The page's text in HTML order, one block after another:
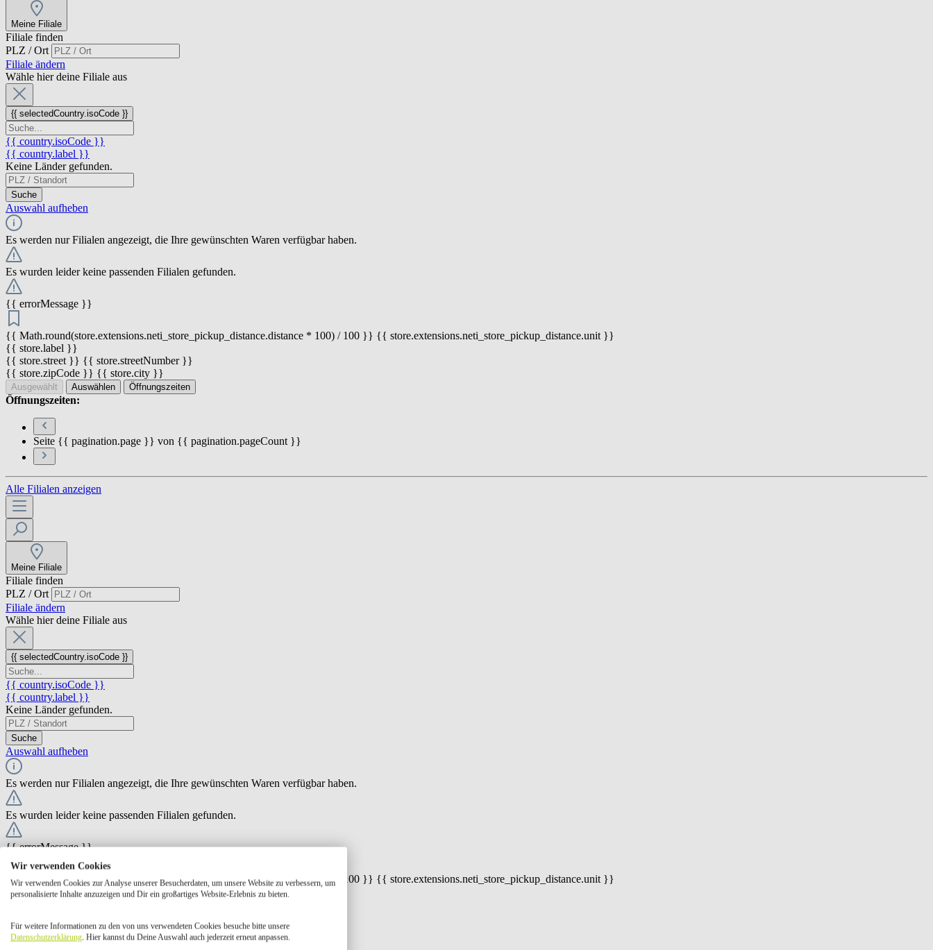
Meine Filiale
Filiale finden
PLZ / Ort
Filiale ändern
Wähle hier deine Filiale aus
{{ selectedCountry.isoCode }}
{{ country.isoCode }}
{{ country.label }}
Keine Länder gefunden.
Suche
Auswahl aufheben
Es werden nur Filialen angezeigt, die Ihre gewünschten Waren verfügbar haben.
Es wurden leider keine passenden Filialen gefunden.
{{ errorMessage }}
{{ Math.round(store.extensions.neti_store_pickup_distance.distance * 100) / 100 }} {{ store.extensions.neti_store_pickup_distance.unit }}
{{ store.label }}
{{ store.street }} {{ store.streetNumber }}
{{ store.zipCode }} {{ store.city }}
Ausgewählt Auswählen Öffnungszeiten
Öffnungszeiten:
Seite {{ pagination.page }} von {{ pagination.pageCount }}
Alle Filialen anzeigen
Meine Filiale
Filiale finden
PLZ / Ort
Filiale ändern
Wähle hier deine Filiale aus
{{ selectedCountry.isoCode }}
{{ country.isoCode }}
{{ country.label }}
Keine Länder gefunden.
Suche
Auswahl aufheben
Es werden nur Filialen angezeigt, die Ihre gewünschten Waren verfügbar haben.
Es wurden leider keine passenden Filialen gefunden.
{{ errorMessage }}
{{ Math.round(store.extensions.neti_store_pickup_distance.distance * 100) / 100 }} {{ store.extensions.neti_store_pickup_distance.unit }}
{{ store.label }}
Ausgewählt Auswählen Öffnungszeiten
Öffnungszeiten:
Wir verwenden Cookies
Wir verwenden Cookies zur Analyse unserer Besucherdaten, um unsere Website zu verbessern, um
personalisierte Inhalte anzuzeigen und Dir ein großartiges Website-Erlebnis zu bieten.
Für weitere Informationen zu den von uns verwendeten Cookies besuche bitte unsere
Datenschutzerklärung. Hier kannst du Deine Auswahl auch jederzeit erneut anpassen.